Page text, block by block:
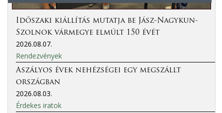
Időszaki kiállítás mutatja be Jász-Nagykun-
Szolnok vármegye elmúlt 150 évét
2026.08.07.
Rendezvények
Aszályos évek nehézségei egy megszállt
országban
2026.08.03.
Érdekes iratok